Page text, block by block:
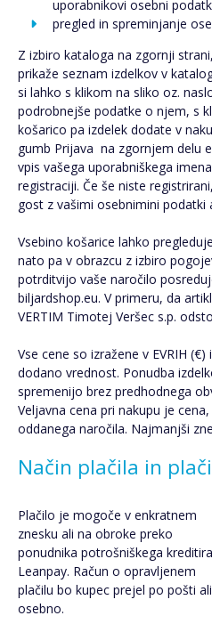
uporabnikovi osebni
pregled in spreminjanje
Z izbiro kataloga na zgornji
prikaže seznam izdelkov v
si lahko s klikom na sliko oz.
podrobnejše podatke o njem, s
košarico pa izdelek dodate v
gumb Prijava na zgornjem delu
vpis vašega uporabniškega
registraciji. Če še niste
gost z vašimi osebnimini podatki
Vsebino košarice lahko
nato pa v obrazcu z izbiro
potrditvijo vaše naročilo
biljardshop.eu. V primeru, da
VERTIM Timotej Veršec s.p.
Vse cene so izražene v EVRIH
dodano vrednost. Ponudba
spremenijo brez predhodnega
Veljavna cena pri nakupu je
oddanega naročila. Najmanjši
Način plačila in
Plačilo je mogoče v enkratnem
znesku ali na obroke preko
ponudnika potrošniškega
Leanpay. Račun o opravljenem
plačilu bo kupec prejel po pošti ali
osebno.